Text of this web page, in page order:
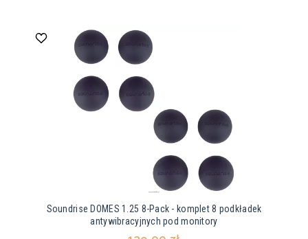
Soundrise DOMES 1.25 8-Pack - komplet 8 podkładek
antywibracyjnych pod monitory